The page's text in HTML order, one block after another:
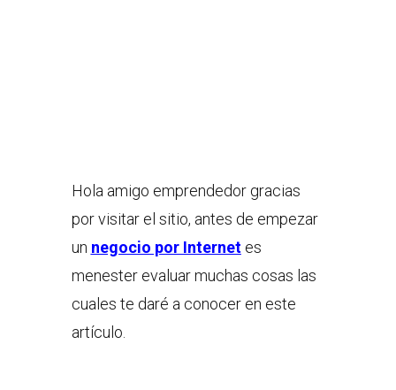
Hola amigo emprendedor gracias
por visitar el sitio, antes de empezar
un negocio por Internetes
menester evaluar muchas cosas las
cuales te daré a conocer en este
artículo.